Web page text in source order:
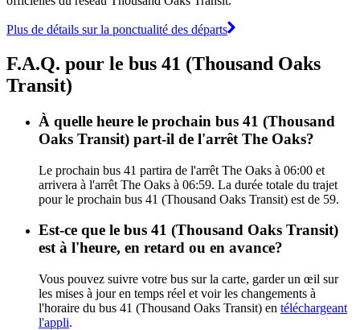
Plus de détails sur la ponctualité des départs
F.A.Q. pour le bus 41 (Thousand Oaks
Transit)
À quelle heure le prochain bus 41 (Thousand
Oaks Transit) part-il de l'arrêt The Oaks?
Le prochain bus 41 partira de l'arrêt The Oaks à 06:00 et
arrivera à l'arrêt The Oaks à 06:59. La durée totale du trajet
pour le prochain bus 41 (Thousand Oaks Transit) est de 59.
Est-ce que le bus 41 (Thousand Oaks Transit)
est à l'heure, en retard ou en avance?
Vous pouvez suivre votre bus sur la carte, garder un œil sur
les mises à jour en temps réel et voir les changements à
l'horaire du bus 41 (Thousand Oaks Transit) en téléchargeant
l'appli.